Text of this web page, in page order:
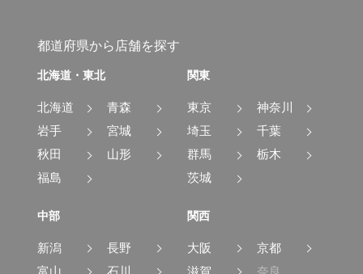
都道府県から店舗を探す
北海道・東北
北海道
青森
岩手
宮城
秋田
山形
福島
関東
東京
神奈川
埼玉
千葉
群馬
栃木
茨城
中部
新潟
長野
関西
大阪
京都